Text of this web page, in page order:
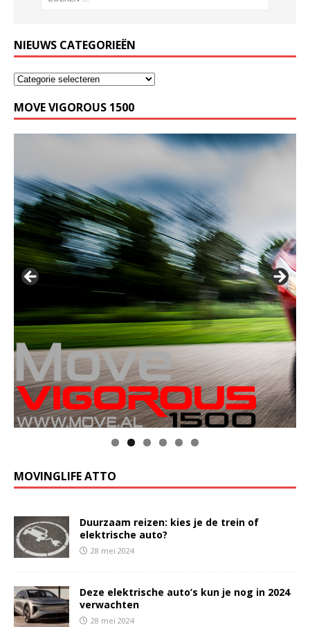
NIEUWS CATEGORIEËN
MOVE VIGOROUS 1500
MOVINGLIFE ATTO
Duurzaam reizen: kies je de trein of
elektrische auto?
28 mei 2024
Deze elektrische auto’s kun je nog in 2024
verwachten
28 mei 2024